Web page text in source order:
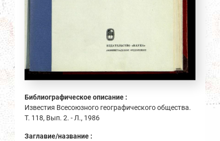
Библиографическое описание :
Известия Всесоюзного географического общества.
Т. 118, Вып. 2. - Л., 1986
Заглавие/название :